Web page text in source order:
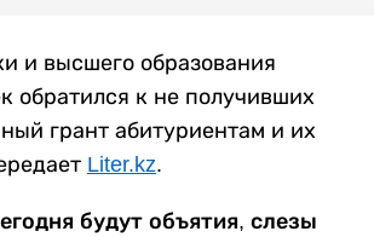
и высшего образования
обратился к не получивших
грант абитуриентам и их
Liter.kz.
будут объятия, слезы